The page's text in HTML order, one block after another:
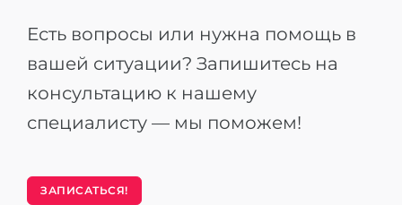
Есть вопросы или нужна помощь в
вашей ситуации? Запишитесь на
консультацию к нашему
специалисту — мы поможем!
ЗАПИСАТЬСЯ!